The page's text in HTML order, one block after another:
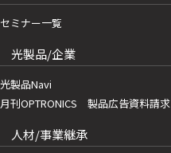
セミナー一覧
光製品/企業
光製品Navi
月刊OPTRONICS 製品広告資料請求
人材/事業継承